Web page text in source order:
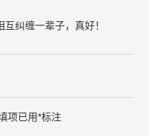
纠缠一辈子，真好！
项已用*标注